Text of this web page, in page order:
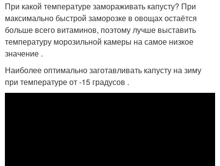
При какой температуре замораживать капусту? При
максимально быстрой заморозке в овощах остаётся
больше всего витаминов, поэтому лучше выставить
температуру морозильной камеры на самое низкое
значение .
Наиболее оптимально заготавливать капусту на зиму
при температуре от -15 градусов .